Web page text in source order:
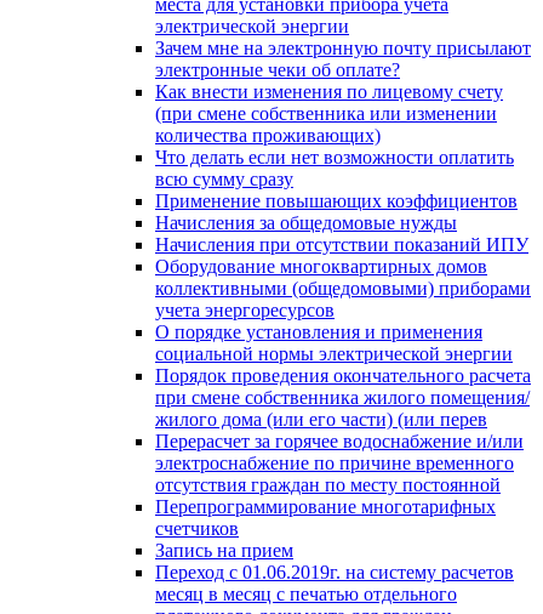
места для установки прибора учета
электрической энергии
Зачем мне на электронную почту присылают
электронные чеки об оплате?
Как внести изменения по лицевому счету
(при смене собственника или изменении
количества проживающих)
Что делать если нет возможности оплатить
всю сумму сразу
Применение повышающих коэффициентов
Начисления за общедомовые нужды
Начисления при отсутствии показаний ИПУ
Оборудование многоквартирных домов
коллективными (общедомовыми) приборами
учета энергоресурсов
О порядке установления и применения
социальной нормы электрической энергии
Порядок проведения окончательного расчета
при смене собственника жилого помещения/
жилого дома (или его части) (или перев
Перерасчет за горячее водоснабжение и/или
электроснабжение по причине временного
отсутствия граждан по месту постоянной
Перепрограммирование многотарифных
счетчиков
Запись на прием
Переход с 01.06.2019г. на систему расчетов
месяц в месяц с печатью отдельного